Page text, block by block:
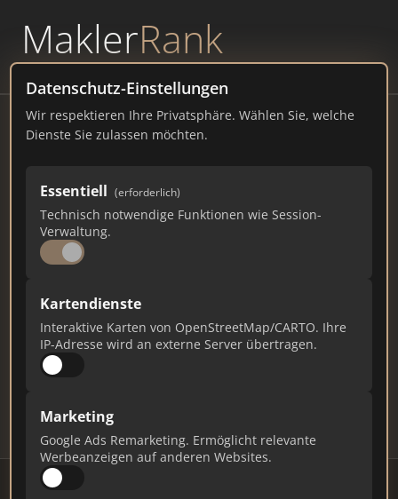
MaklerRank
powered byWAVEPOINT
Datenschutz-Einstellungen
Wir respektieren Ihre Privatsphäre. Wählen Sie, welche
Dienste Sie zulassen möchten.
Essentiell (erforderlich)
Technisch notwendige Funktionen wie Session-
Verwaltung.
Kartendienste
Interaktive Karten von OpenStreetMap/CARTO. Ihre
IP-Adresse wird an externe Server übertragen.
Marketing
Google Ads Remarketing. Ermöglicht relevante
Werbeanzeigen auf anderen Websites.
As Immobilien
61 3 1
Ist das Ihr Unternehmen?
Verifizieren Sie Ihr Profil, bearbeiten Sie Ihre
Daten und erhalten Sie monatliche Ranking-
Updates.